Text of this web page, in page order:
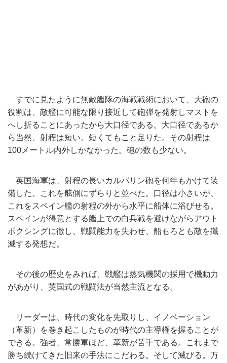
すでに見たように無敵艦隊の海戦戦術において、大砲の
役割は、 敵艦に可能な限り接近して砲弾を発射しマストを
へし折ることにあったから大口径である。大口径であるか
ら当然、射程は短い。 短くてもこと足りた。その射程は
100メートル内外しかなかった 。砲の数も少ない。
英国海軍は、射程の長いカルバリン砲を何年もかけて装
備した。
これを舷側にずらりと並べた。口径は小さいが、
これをスペイン艦の射程の外から水平に船体に浴びせる。
スペインが得意とする艦上での白兵戦を避けながらアウト
ボクシングに徹し、戦闘能力を失わせ、船もろとも敵を殲
滅する発想だ。
その後の歴史をみれば、戦艦は蒸気機関の採用で機動力
があがり、 英国式の戦闘法が当然主流となる。
リーダーは、時代の変化を先取りし、イノベーション
（革新）
を巻き起こしたものが時代の主導権を握ることが
できる。強者、 常勝軍ほど、革新が苦手である。
これまで
勝ち続けてきた旧来の手法にこだわる。そして滅びる。 万